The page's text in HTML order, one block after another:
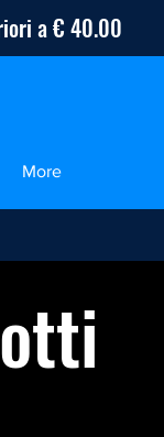
More
a € 40.00